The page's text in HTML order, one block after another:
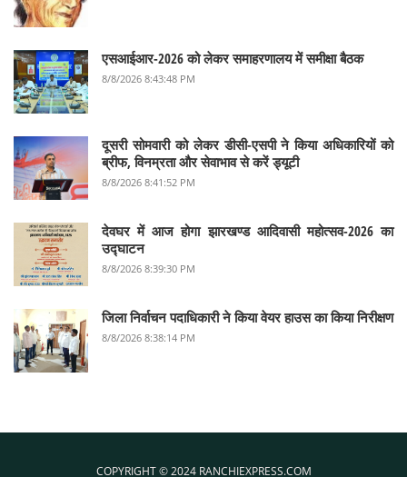
एसआईआर-2026 को लेकर समाहरणालय में समीक्षा बैठक
8/8/2026 8:43:48 PM
दूसरी सोमवारी को लेकर डीसी-एसपी ने किया अधिकारियों को
ब्रीफ, विनम्रता और सेवाभाव से करें ड्यूटी
8/8/2026 8:41:52 PM
देवघर में आज होगा झारखण्ड आदिवासी महोत्सव-2026 का
उद्घाटन
8/8/2026 8:39:30 PM
जिला निर्वाचन पदाधिकारी ने किया वेयर हाउस का किया निरीक्षण
8/8/2026 8:38:14 PM
COPYRIGHT © 2024 RANCHIEXPRESS.COM